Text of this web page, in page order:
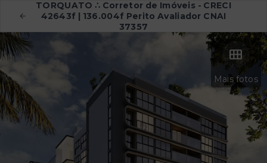
TORQUATO ∴ Corretor de Imóveis - CRECI
42643f | 136.004f Perito Avaliador CNAI
37357
Mais fotos